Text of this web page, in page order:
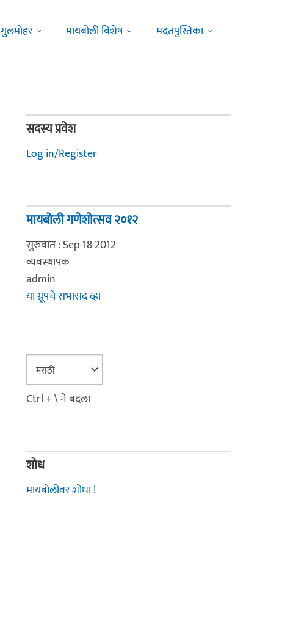
गुलमोहर मायबोली विशेष मदतपुस्तिका
सदस्य प्रवेश
Log in/Register
मायबोली गणेशोत्सव २०१२
सुरुवात : Sep 18 2012
व्यवस्थापक
admin
या ग्रूपचे सभासद व्हा
Ctrl + \ ने बदला
शोध
मायबोलीवर शोधा !